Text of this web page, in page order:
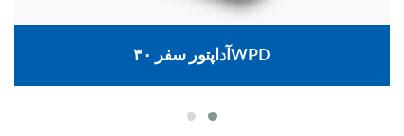
آداپتور سفر ۳۰WPD